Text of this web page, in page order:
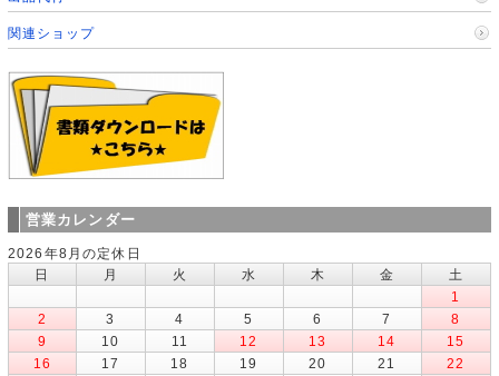
関連ショップ
営業カレンダー
2026年8月の定休日
日
月 火 水 木 金
土
1
2
3 4 5 6 7
8
9
10 11 12 13 14
15
16
17 18 19 20 21
22